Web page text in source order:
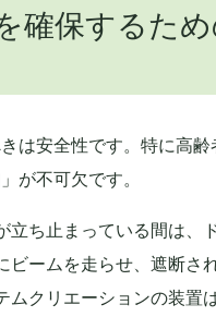
確保するた
は安全性です。特に高
が不可欠です。
立ち止まっている間は、
ビームを走らせ、遮断さ
ムクリエーションの装置